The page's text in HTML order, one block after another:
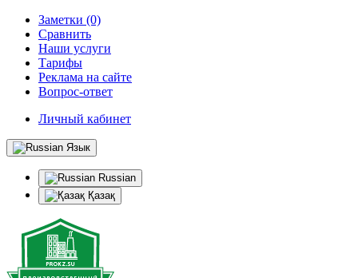
Заметки (0)
Сравнить
Наши услуги
Тарифы
Реклама на сайте
Вопрос-ответ
Личный кабинет
Язык
Russian
Қазақ